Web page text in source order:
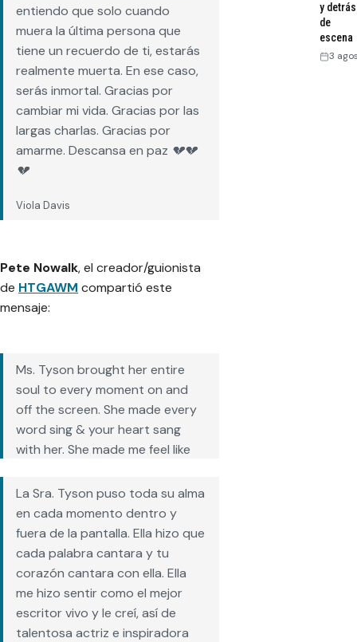
entiendo que solo cuando
muera la última persona que
tiene un recuerdo de ti, estarás
realmente muerta. En ese caso,
serás inmortal. Gracias por
cambiar mi vida. Gracias por las
largas charlas. Gracias por
amarme. Descansa en paz 💔💔
💔
Viola Davis
Pete Nowalk, el creador/guionista
de HTGAWM compartió este
mensaje:
Ms. Tyson brought her entire
soul to every moment on and
off the screen. She made every
word sing & your heart sang
with her. She made me feel like
believed her, that’s how
talented an actress and
inspiring a human she was. Rest
In Peace, Ms. Tyson
pic.twitter.com/XH7wwKt8Qv
— Pete Nowalk (@petenowalk)
January 29, 2021
La Sra. Tyson puso toda su alma
en cada momento dentro y
fuera de la pantalla. Ella hizo que
cada palabra cantara y tu
corazón cantara con ella. Ella
me hizo sentir como el mejor
escritor vivo y le creí, así de
talentosa actriz e inspiradora
y detrás
de
escena
3